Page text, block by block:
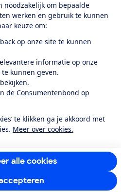
noodzakelijk om bepaalde
werken en gebruik te kunnen
keuze om:
op onze site te kunnen
informatie op onze
kunnen geven.
de Consumentenbond op
te klikken ga je akkoord met
Meer over cookies.
alle cookies
de
Privacyverklaring
nieuws
TwitterInstagram
YoutubeLinkedIn
de Consumentenbondmet gemiddeld